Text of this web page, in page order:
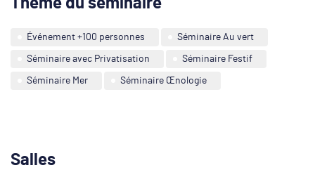
Thème du séminaire
Événement +100 personnes Séminaire Au vert
Séminaire avec Privatisation Séminaire Festif
Séminaire Mer Séminaire Œnologie
Salles